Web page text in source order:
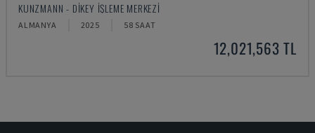
KUNZMANN - DIKEY İŞLEME MERKEZI
ALMANYA 2025 58 SAAT
12,021,563 TL